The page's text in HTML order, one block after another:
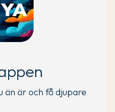
än är och få djupare